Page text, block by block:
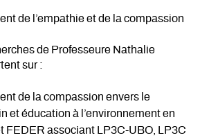
de l’empathie et de la compassion
de Professeure Nathalie
sur :
de la compassion envers le
et éducation à l’environnement en
FEDER associant LP3C-UBO, LP3C